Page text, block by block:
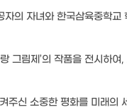
의 자녀와 한국삼육중학교
그림제’의 작품을 전시하여,
주신 소중한 평화를 미래의